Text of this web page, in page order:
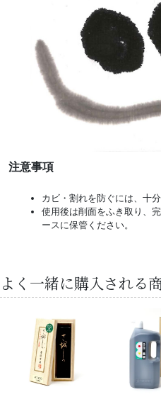
注意事項
カビ・割れを防ぐには、十
使用後は削面をふき取り、
ースに保管ください。
よく一緒に購入される